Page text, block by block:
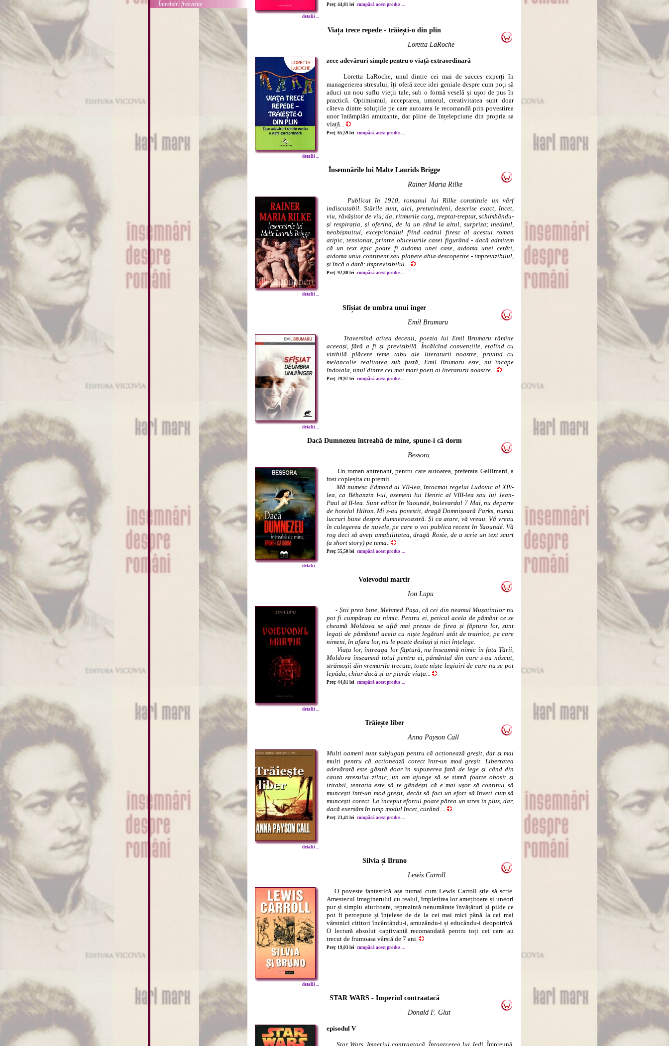
Întrebări frecvente
detalii ...
Preț: 44,81 lei cumpără acest produs ...
Viața trece repede - trăiești-o din plin
Loretta LaRoche
detalii ...
zece adevăruri simple pentru o viață extraordinară
Loretta LaRoche, unul dintre cei mai de succes experți în
managerierea stresului, îți oferă zece idei geniale despre cum poți să
aduci un nou suflu vieții tale, sub o formă veselă și ușor de pus în
practică. Optimismul, acceptarea, umorul, creativitatea sunt doar
câteva dintre soluțiile pe care autoarea le recomandă prin povestirea
unor întâmplări amuzante, dar pline de înțelepciune din propria sa
viață...
Preț: 65,59 lei cumpără acest produs ...
Însemnările lui Malte Laurids Brigge
Rainer Maria Rilke
detalii ...
Publicat în 1910, romanul lui Rilke constituie un vârf
indiscutabil. Stările sunt, aici, pretutindeni, descrise exact, încet,
viu, răvășitor de viu; da, ritmurile curg, treptat-treptat, schimbându-
și respirația, și oferind, de la un rând la altul, surpriza; ineditul,
neobișnuitul, excepționalul fiind cadrul firesc al acestui roman
atipic, tensionat, printre obiceiurile casei figurând - dacă admitem
că un text epic poate fi aidoma unei case, aidoma unei cetăți,
aidoma unui continent sau planete abia descoperite - imprevizibilul,
și încă o dată: imprevizibilul...
Preț: 92,80 lei cumpără acest produs ...
Sfîșiat de umbra unui înger
Emil Brumaru
detalii ...
Traversînd atîtea decenii, poezia lui Emil Brumaru rămîne
aceeași, fără a fi și previzibilă. Încălcînd convențiile, etalînd cu
vizibilă plăcere teme tabu ale literaturii noastre, privind cu
melancolie realitatea sub fustă, Emil Brumaru este, nu încape
îndoiala, unul dintre cei mai mari poeți ai literaturii noastre...
Preț: 29,97 lei cumpără acest produs ...
Dacă Dumnezeu întreabă de mine, spune-i că dorm
Bessora
detalii ...
Un roman antrenant, pentru care autoarea, preferata Gallimard, a
fost copleșita cu premii.
Mă numesc Edmond al VII-lea, întocmai regelui Ludovic al XIV-
lea, ca Béhanzin I-ul, asemeni lui Henric al VIII-lea sau lui Jean-
Paul al II-lea. Sunt editor în Yaoundé, bulevardul 7 Mai, nu departe
de hotelul Hilton. Mi s-au povestit, dragă Domnișoară Parks, numai
lucruri bune despre dumneavoastră. Și ca atare, vă vreau. Vă vreau
în culegerea de nuvele, pe care o voi publica recent în Yaoundé. Vă
rog deci să aveți amabilitatea, dragă Rosie, de a scrie un text scurt
(a short story) pe tema..
Preț: 55,50 lei cumpără acest produs ...
Voievodul martir
Ion Lupu
detalii ...
- Știi prea bine, Mehmed Pașa, că cei din neamul Mușatinilor nu
pot fi cumpărați cu nimic. Pentru ei, peticul acela de pământ ce se
cheamă Moldova se află mai presus de firea și făptura lor, sunt
legați de pământul acela cu niște legături atât de trainice, pe care
nimeni, în afara lor, nu le poate desluși și nici înțelege.
Viața lor, întreaga lor făptură, nu înseamnă nimic în fața Țării,
Moldova înseamnă totul pentru ei, pământul din care s-au născut,
strămoșii din vremurile trecute, toate niște legiuiri de care nu se pot
lepăda, chiar dacă și-ar pierde viața...
Preț: 44,81 lei cumpără acest produs ...
Trăiește liber
Anna Payson Call
detalii ...
Mulți oameni sunt subjugați pentru că acționează greșit, dar și mai
mulți pentru că acționează corect într-un mod greșit. Libertatea
adevărată este găsită doar în supunerea față de lege și când din
cauza stresului zilnic, un om ajunge să se simtă foarte obosit și
iritabil, tentația este să te gândești că e mai ușor să continui să
muncești într-un mod greșit, decât să faci un efort să înveți cum să
muncești corect. La început efortul poate părea un stres în plus, dar,
dacă exersăm în timp modul încet, curând ...
Preț: 23,41 lei cumpără acest produs ...
Silvia și Bruno
Lewis Carroll
detalii ...
O poveste fantastică așa numai cum Lewis Carroll știe să scrie.
Amestecul imaginarului cu realul, împletirea lor amețitoare și uneori
pur și simplu aiuritoare, reprezintă nenumărate învățături și pilde ce
pot fi percepute și înțelese de de la cei mai mici până la cei mai
vârstnici cititori încântându-i, amuzându-i și educându-i deopotrivă.
O lectură absolut captivantă recomandată pentru toți cei care au
trecut de frumoasa vârstă de 7 ani.
Preț: 19,03 lei cumpără acest produs ...
STAR WARS - Imperiul contraatacă
Donald F. Glut
episodul V
Star Wars. Imperiul contraatacă. Întoarcerea lui Jedi. Împreună,